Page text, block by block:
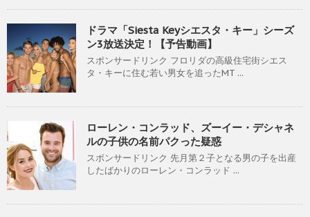
ドラマ「Siesta Keyシエスタ・キー」シーズ
ン3放送決定！【予告動画】
スポンサードリンク フロリダの高級住宅街シエス
タ・キーに住む若い男女を追ったMT ...
ローレン・コンラッド、ズーイー・デシャネ
ルの子供の名前パクった疑惑
スポンサードリンク 先月第２子となる男の子を出産
したばかりのローレン・コンラッド ...